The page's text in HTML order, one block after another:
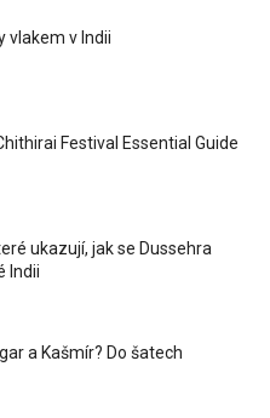
vlakem v Indii
Festival Essential Guide
ukazují, jak se Dussehra
Indii
a Kašmír? Do šatech